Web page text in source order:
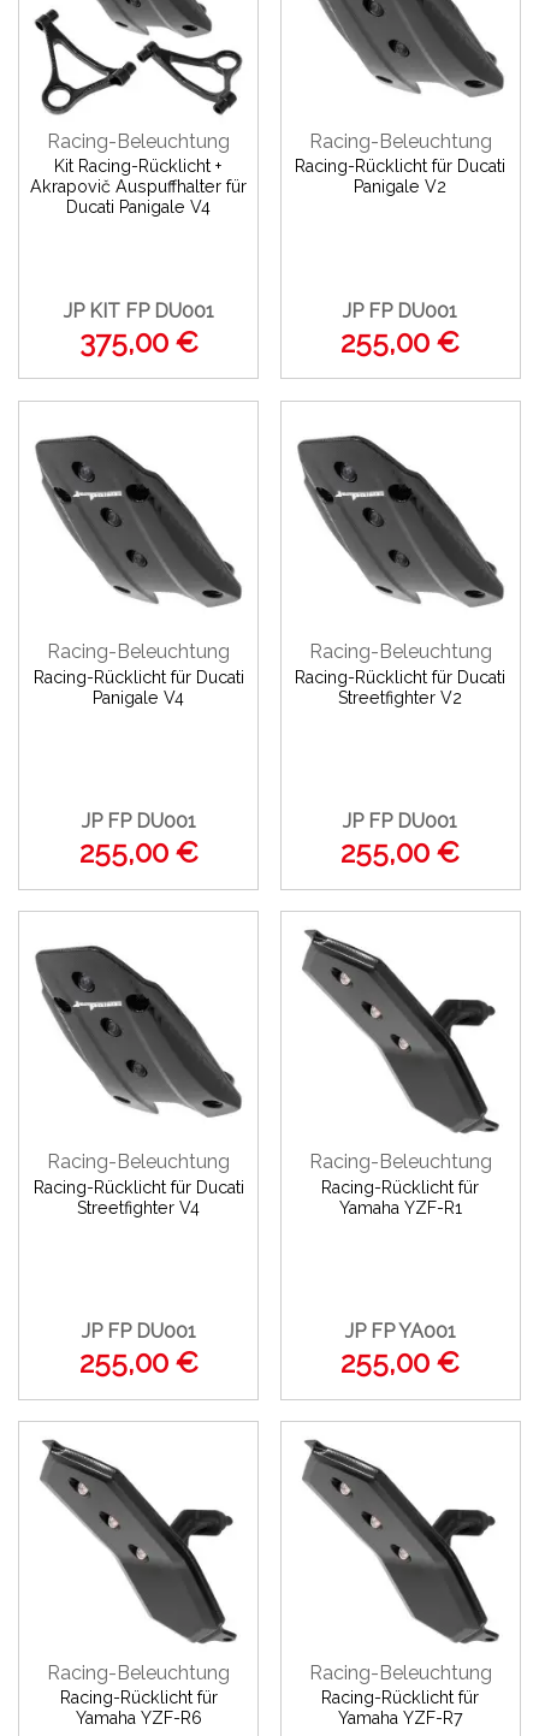
Racing-Beleuchtung
Kit Racing-Rücklicht +
Akrapovič Auspuffhalter für
Ducati Panigale V4
JP KIT FP DU001
375,00 €
Racing-Beleuchtung
Racing-Rücklicht für Ducati
Panigale V2
JP FP DU001
255,00 €
Racing-Beleuchtung
Racing-Rücklicht für Ducati
Panigale V4
JP FP DU001
255,00 €
Racing-Beleuchtung
Racing-Rücklicht für Ducati
Streetfighter V2
JP FP DU001
255,00 €
Racing-Beleuchtung
Racing-Rücklicht für Ducati
Streetfighter V4
JP FP DU001
255,00 €
Racing-Beleuchtung
Racing-Rücklicht für
Yamaha YZF-R1
JP FP YA001
255,00 €
Racing-Beleuchtung
Racing-Rücklicht für
Yamaha YZF-R6
Racing-Beleuchtung
Racing-Rücklicht für
Yamaha YZF-R7